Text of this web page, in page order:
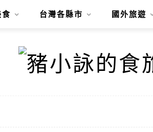
食 台灣各縣市 國外旅遊